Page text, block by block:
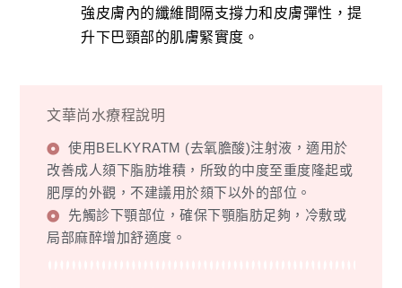
強皮膚內的纖維間隔支撐力和皮膚彈性，提
升下巴頸部的肌膚緊實度。
文華尚水療程說明
使用BELKYRATM (去氧膽酸)注射液，適用於
改善成人頦下脂肪堆積，所致的中度至重度隆起或
肥厚的外觀，不建議用於頦下以外的部位。
先觸診下顎部位，確保下顎脂肪足夠，冷敷或
局部麻醉增加舒適度。